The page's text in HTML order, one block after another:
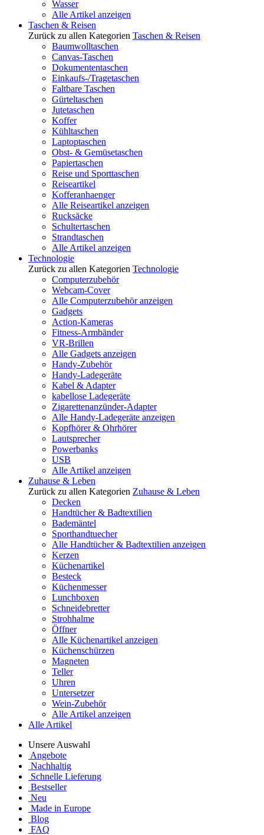
Wasser
Alle Artikel anzeigen
Taschen & Reisen
Zurück zu allen Kategorien Taschen & Reisen
Baumwolltaschen
Canvas-Taschen
Dokumententaschen
Einkaufs-/Tragetaschen
Faltbare Taschen
Gürteltaschen
Jutetaschen
Koffer
Kühltaschen
Laptoptaschen
Obst- & Gemüsetaschen
Papiertaschen
Reise und Sporttaschen
Reiseartikel
Kofferanhaenger
Alle Reiseartikel anzeigen
Rucksäcke
Schultertaschen
Strandtaschen
Alle Artikel anzeigen
Technologie
Zurück zu allen Kategorien Technologie
Computerzubehör
Webcam-Cover
Alle Computerzubehör anzeigen
Gadgets
Action-Kameras
Fitness-Armbänder
VR-Brillen
Alle Gadgets anzeigen
Handy-Zubehör
Handy-Ladegeräte
Kabel & Adapter
kabellose Ladegeräte
Zigarettenanzünder-Adapter
Alle Handy-Ladegeräte anzeigen
Kopfhörer & Ohrhörer
Lautsprecher
Powerbanks
USB
Alle Artikel anzeigen
Zuhause & Leben
Zurück zu allen Kategorien Zuhause & Leben
Decken
Handtücher & Badtextilien
Bademäntel
Sporthandtuecher
Alle Handtücher & Badtextilien anzeigen
Kerzen
Küchenartikel
Besteck
Küchenmesser
Lunchboxen
Schneidebretter
Strohhalme
Öffner
Alle Küchenartikel anzeigen
Küchenschürzen
Magneten
Teller
Uhren
Untersetzer
Wein-Zubehör
Alle Artikel anzeigen
Alle Artikel
Unsere Auswahl
Angebote
Nachhaltig
Schnelle Lieferung
Bestseller
Neu
Made in Europe
Blog
FAQ